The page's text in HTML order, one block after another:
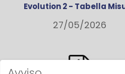
Evolution 2 - Tabella
27/05/2026